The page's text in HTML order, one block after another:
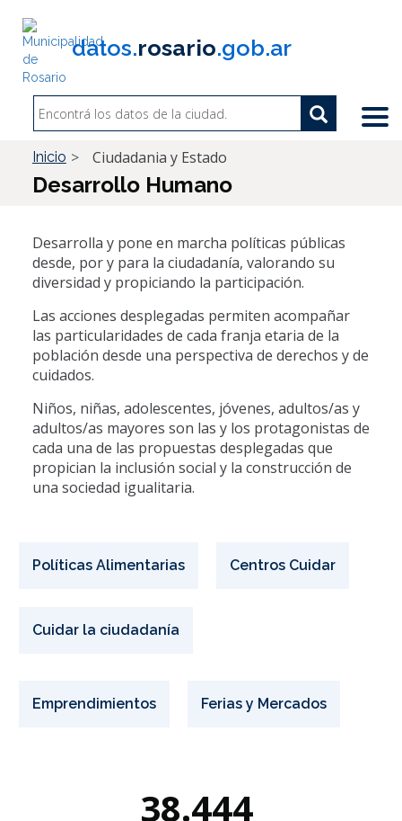
contenido
principal
datos.rosario.gob.ar
Buscar Search
Inicio Ciudadania y Estado
Desarrollo Humano
Desarrolla y pone en marcha políticas públicas
desde, por y para la ciudadanía, valorando su
diversidad y propiciando la participación.
Las acciones desplegadas permiten acompañar
las particularidades de cada franja etaria de la
población desde una perspectiva de derechos y de
cuidados.
Niños, niñas, adolescentes, jóvenes, adultos/as y
adultos/as mayores son las y los protagonistas de
cada una de las propuestas desplegadas que
propician la inclusión social y la construcción de
una sociedad igualitaria.
Políticas Alimentarias Centros Cuidar
Cuidar la ciudadanía
Emprendimientos Ferias y Mercados
38.444